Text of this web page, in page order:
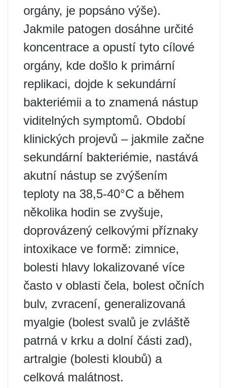
orgány, je popsáno výše).
Jakmile patogen dosáhne určité
koncentrace a opustí tyto cílové
orgány, kde došlo k primární
replikaci, dojde k sekundární
bakteriémii a to znamená nástup
viditelných symptomů. Období
klinických projevů – jakmile začne
sekundární bakteriémie, nastává
akutní nástup se zvýšením
teploty na 38,5-40°C a během
několika hodin se zvyšuje,
doprovázený celkovými příznaky
intoxikace ve formě: zimnice,
bolesti hlavy lokalizované více
často v oblasti čela, bolest očních
bulv, zvracení, generalizovaná
myalgie (bolest svalů je zvláště
patrná v krku a dolní části zad),
artralgie (bolesti kloubů) a
celková malátnost.